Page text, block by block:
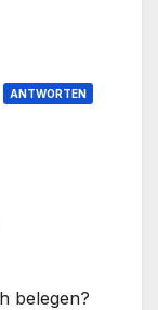
ANTWORTEN
belegen?